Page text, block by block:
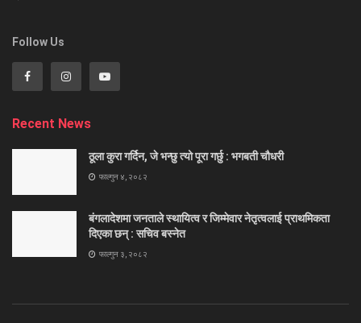
Follow Us
Recent News
ठूला कुरा गर्दिन, जे भन्छु त्यो पूरा गर्छु : भगबती चौधरी
फाल्गुन ४, २०८२
बंगलादेशमा जनताले स्थायित्व र जिम्मेवार नेतृत्वलाई प्राथमिकता
दिएका छन् : सचिव बस्नेत
फाल्गुन ३, २०८२